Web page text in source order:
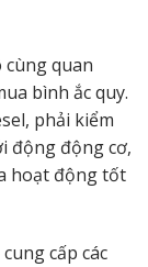
cùng quan
bình ắc quy.
phải kiểm
động động cơ,
hoạt động tốt
cấp các